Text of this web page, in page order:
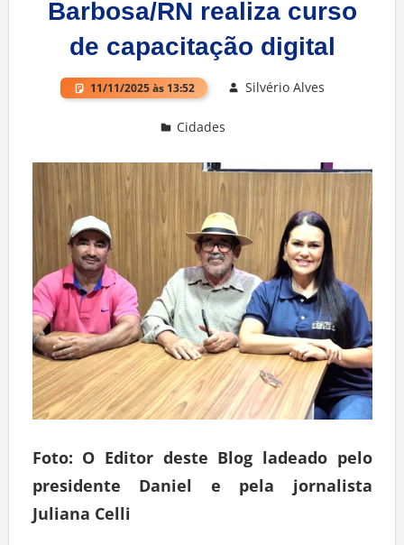
Barbosa/RN realiza curso
de capacitação digital
11/11/2025 às 13:52 Silvério Alves
Cidades
Foto: O Editor deste Blog ladeado pelo
presidente Daniel e pela jornalista
Juliana Celli